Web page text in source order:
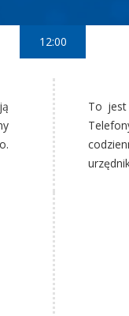
12:00
To jest